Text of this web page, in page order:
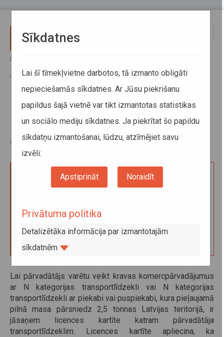
Sākums
automobiļiem Latvijas teritorijā
Licences kartīte kravas
komercpārvadājumiem ar kravas
automobiļiem Latvijas teritorijā
Licences kartītes izsniegšana kravas
komercpārvadājumiem ar kravas automobiļiem
5.45
Lai pārvadātājs varētu veikt kravas komercpārvadājumus
ar N kategorijas transportlīdzekli vai N kategorijas
transportlīdzekli ar piekabi vai puspiekabi, kura pieļaujamā
pilnā masa pārsniedz 2,5 tonnas Latvijas teritorijā, ir
jāsaņem licences kartīte katram pārvadātāja
transportlīdzeklim. Licences kartīte apliecina, ka
Sīkdatnes
Lai šī tīmekļvietne darbotos, tā izmanto obligāti
nepieciešamās sīkdatnes. Ar Jūsu piekrišanu
papildus šajā vietnē var tikt izmantotas statistikas
un sociālo mediju sīkdatnes. Ja piekrītat šo papildu
sīkdatņu izmantošanai, lūdzu, atzīmējiet savu
izvēli:
Apstiprināt Noraidīt
Privātuma politika
Detalizētāka informācija par izmantotajām
sīkdatnēm